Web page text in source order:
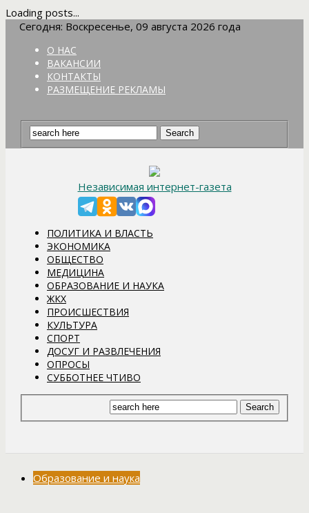
Loading posts...
Сегодня: Воскресенье, 09 августа 2026 года
О НАС
ВАКАНСИИ
КОНТАКТЫ
РАЗМЕЩЕНИЕ РЕКЛАМЫ
Независимая интернет-газета
ПОЛИТИКА И ВЛАСТЬ
ЭКОНОМИКА
ОБЩЕСТВО
МЕДИЦИНА
ОБРАЗОВАНИЕ И НАУКА
ЖКХ
ПРОИСШЕСТВИЯ
КУЛЬТУРА
СПОРТ
ДОСУГ И РАЗВЛЕЧЕНИЯ
ОПРОСЫ
СУББОТНЕЕ ЧТИВО
Образование и наука